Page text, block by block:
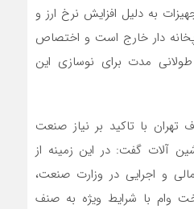
به دليل افزايش نرخ ارز و
دار خارج است و اختصاص
مدت براي نوسازي اين
تهران با تاکيد بر نياز صنعت
آلات گفت: در اين زمينه از
و اجرايي در وزارت صنعت،
وام با شرايط ويژه به صنف